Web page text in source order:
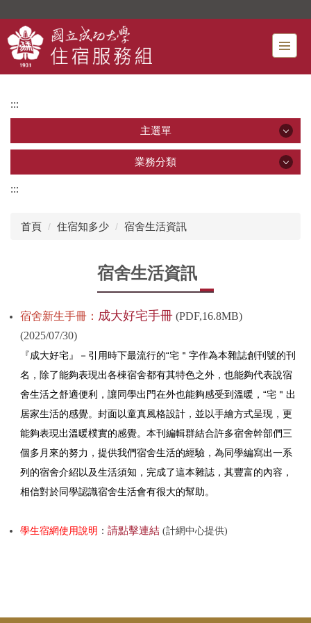
主
要
內
區
:::
主選單
主選單
行事曆
單位介紹
表單下載
宿委會
常見Q&A
性別友善專區
業務分類
住宿費減免
東寧宿舍興建
宿舍簡易廚房
服務學習三
活動花絮
:::
首頁 住宿知多少 宿舍生活資訊
宿舍生活資訊
宿舍新生手冊： 成大好宅手冊 (PDF,16.8MB)
(2025/07/30)
『成大好宅』－引用時下最流行的“宅＂字作為本雜誌創刊號的刊
名，除了能夠表現出各棟宿舍都有其特色之外，也能夠代表說宿
舍生活之舒適便利，讓同學出門在外也能夠感受到溫暖，“宅＂出
居家生活的感覺。封面以童真風格設計，並以手繪方式呈現，更
能夠表現出溫暖樸實的感覺。本刊編輯群結合許多宿舍幹部們三
個多月來的努力，提供我們宿舍生活的經驗，為同學編寫出一系
列的宿舍介紹以及生活須知，完成了這本雜誌，其豐富的內容，
相信對於同學認識宿舍生活會有很大的幫助。
學生宿網使用說明 ： 請點擊連結 (計網中心提供)